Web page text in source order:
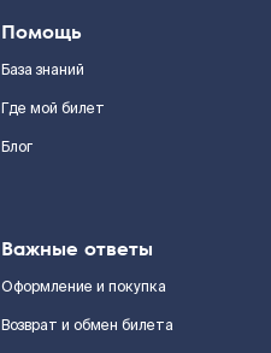
Помощь
База знаний
Где мой билет
Блог
Важные ответы
Оформление и покупка
Возврат и обмен билета